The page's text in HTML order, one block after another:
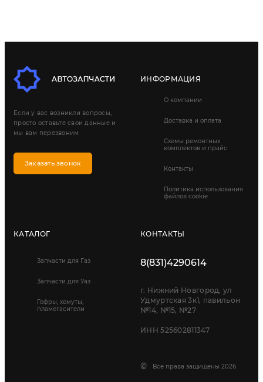
Если у вас возникли вопросы,
просто оставьте свои данные и
мы вам перезвоним
Заказать звонок
ИНФОРМАЦИЯ
О компании
Доставка и оплата
Схемы ремонтных
комплектов и прайс
Контакты
Политика использования
файлов cookie
КАТАЛОГ
Запчасти для Газ
Запчасти для Уаз
Гофры, хомуты,
пламегасители
КОНТАКТЫ
8(831)4290614
г. Нижний Новгород, ул
Удмуртская 3к1, павильон
№14, №15, №27
ИНН 525602811347
© Все права защищены 2026